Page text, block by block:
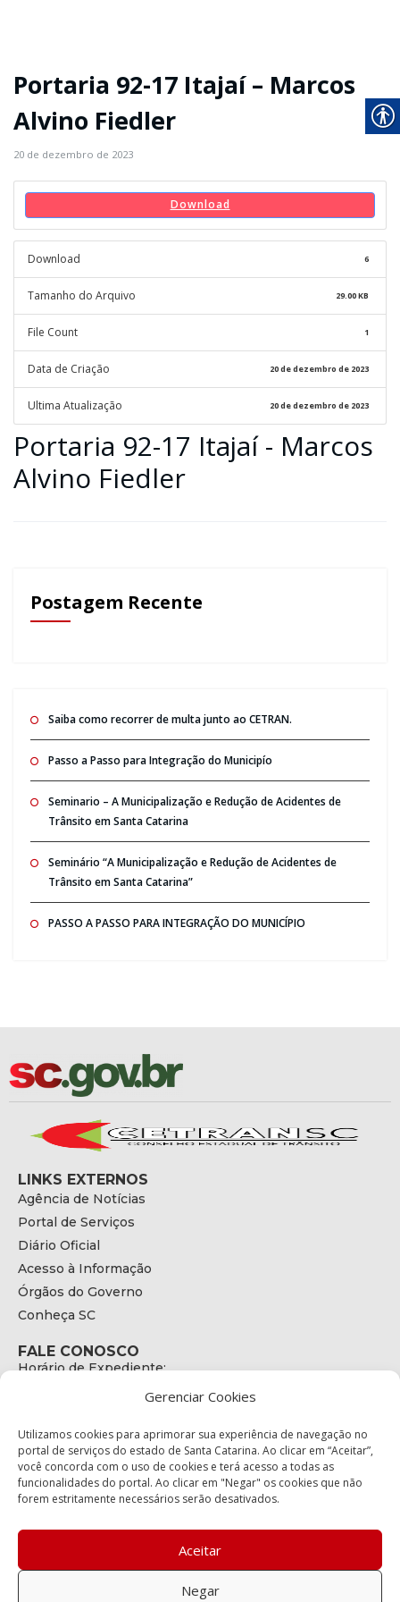
Gerenciar Cookies
Utilizamos cookies para aprimorar sua experiência de navegação no
portal de serviços do estado de Santa Catarina. Ao clicar em “Aceitar”,
você concorda com o uso de cookies e terá acesso a todas as
funcionalidades do portal. Ao clicar em "Negar" os cookies que não
forem estritamente necessários serão desativados.
Aceitar
Negar
Portaria 92-17 Itajaí – Marcos
Alvino Fiedler
20 de dezembro de 2023
Download
Download 6
Tamanho do Arquivo 29.00 KB
File Count 1
Data de Criação 20 de dezembro de 2023
Ultima Atualização 20 de dezembro de 2023
Portaria 92-17 Itajaí - Marcos
Alvino Fiedler
Postagem Recente
Saiba como recorrer de multa junto ao CETRAN.
Passo a Passo para Integração do Municipío
Seminario – A Municipalização e Redução de Acidentes de
Trânsito em Santa Catarina
Seminário “A Municipalização e Redução de Acidentes de
Trânsito em Santa Catarina”
PASSO A PASSO PARA INTEGRAÇÃO DO MUNICÍPIO
LINKS EXTERNOS
Agência de Notícias
Portal de Serviços
Diário Oficial
Acesso à Informação
Órgãos do Governo
Conheça SC
FALE CONOSCO
Horário de Expediente:
E-mail:
secretariaexecutiva@cetran.sc.gov.br
ENDEREÇO
Endereço:
Bairro:
Coqueiros, Florianópolis SC
88.080-160